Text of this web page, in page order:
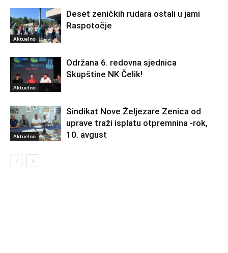
Aktuelno
Deset zeničkih rudara ostali u jami
Raspotočje
Aktuelno
Održana 6. redovna sjednica
Skupštine NK Čelik!
Aktuelno
Sindikat Nove Željezare Zenica od
uprave traži isplatu otpremnina -rok,
10. avgust